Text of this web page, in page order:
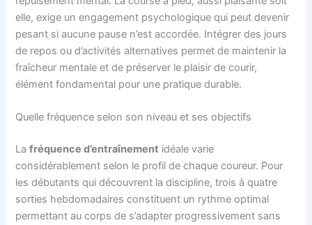
elle, exige un engagement psychologique qui peut devenir
pesant si aucune pause n’est accordée. Intégrer des jours
de repos ou d’activités alternatives permet de maintenir la
fraîcheur mentale et de préserver le plaisir de courir,
élément fondamental pour une pratique durable.
Quelle fréquence selon son niveau et ses objectifs
Lafréquence d’entraînement idéale varie
considérablement selon le profil de chaque coureur. Pour
les débutants qui découvrent la discipline, trois à quatre
sorties hebdomadaires constituent un rythme optimal
permettant au corps de s’adapter progressivement sans